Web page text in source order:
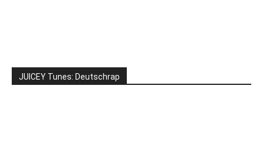
JUICEY Tunes: Deutschrap